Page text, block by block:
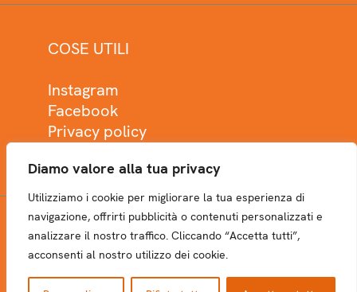
Diamo valore alla tua privacy
Utilizziamo i cookie per migliorare la tua esperienza di
navigazione, offrirti pubblicità o contenuti personalizzati e
analizzare il nostro traffico. Cliccando “Accetta tutti”,
acconsenti al nostro utilizzo dei cookie.
COSE UTILI
Instagram
Facebook
Privacy policy
NEWSLETTER